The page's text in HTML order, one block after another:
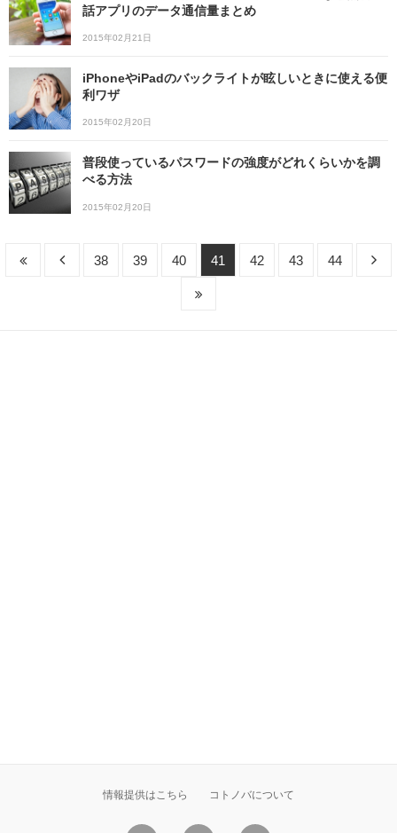
話アプリのデータ通信量まとめ
2015年02月21日
iPhoneやiPadのバックライトが眩しいときに使える便
利ワザ
2015年02月20日
普段使っているパスワードの強度がどれくらいかを調
べる方法
2015年02月20日
38 39 40 41 42 43 44
情報提供はこちら コトノバについて